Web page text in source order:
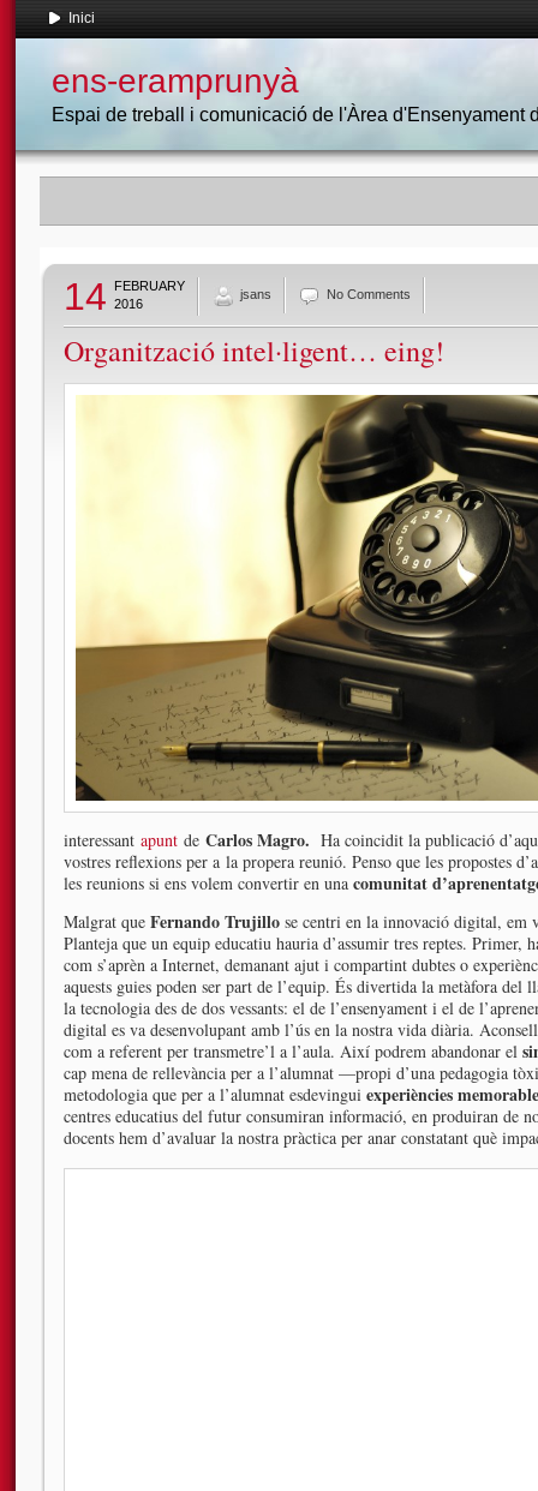
Inici
ens-eramprunyà
Espai de treball i comunicació de l'Àrea d'Ensenyament
14
FEBRUARY
2016
jsans No Comments
Organització intel·ligent… eing!
interessant apunt de Carlos Magro. Ha coincidit la publicació
vostres reflexions per a la propera reunió. Penso que les propostes
les reunions si ens volem convertir en una comunitat
Malgrat que Fernando Trujillo se centri en la innovació digital, em
Planteja que un equip educatiu hauria d’assumir tres reptes. Primer,
com s’aprèn a Internet, demanant ajut i compartint dubtes o
aquests guies poden ser part de l’equip. És divertida la metàfora del
la tecnologia des de dos vessants: el de l’ensenyament i el de
digital es va desenvolupant amb l’ús en la nostra vida diària.
com a referent per transmetre’l a l’aula. Així podrem abandonar el
cap mena de rellevància per a l’alumnat —propi d’una pedagogia
metodologia que per a l’alumnat esdevingui experiències
centres educatius del futur consumiran informació, en produiran de
docents hem d’avaluar la nostra pràctica per anar constatant què